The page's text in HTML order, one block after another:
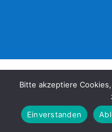
Bitte akzeptiere
Einverstanden